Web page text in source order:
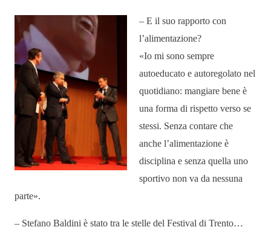
– E il suo rapporto con
l’alimentazione?
«Io mi sono sempre
autoeducato e autoregolato nel
quotidiano: mangiare bene è
una forma di rispetto verso se
stessi. Senza contare che
anche l’alimentazione è
disciplina e senza quella uno
sportivo non va da nessuna
parte».
– Stefano Baldini è stato tra le stelle del Festival di Trento…